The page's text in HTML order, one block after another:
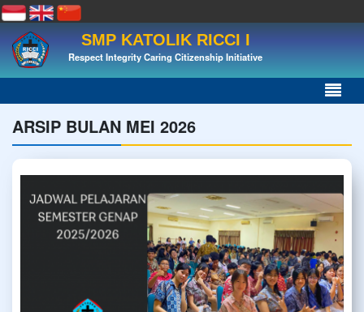
SMP KATOLIK RICCI I
Respect Integrity Caring Citizenship Initiative
ARSIP BULAN MEI 2026